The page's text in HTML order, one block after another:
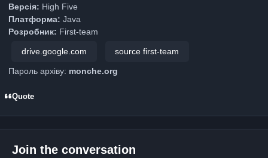
Версія: High Five
Платформа: Java
Розробник: First-team
drive.google.com source first-team
Пароль архіву: monche.org
Quote
Join the conversation